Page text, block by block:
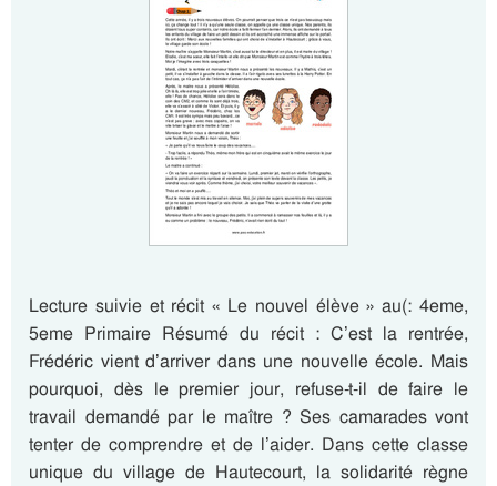
Lecture suivie et récit « Le nouvel élève » au(: 4eme,
5eme Primaire Résumé du récit : C’est la rentrée,
Frédéric vient d’arriver dans une nouvelle école. Mais
pourquoi, dès le premier jour, refuse-t-il de faire le
travail demandé par le maître ? Ses camarades vont
tenter de comprendre et de l’aider. Dans cette classe
unique du village de Hautecourt, la solidarité règne